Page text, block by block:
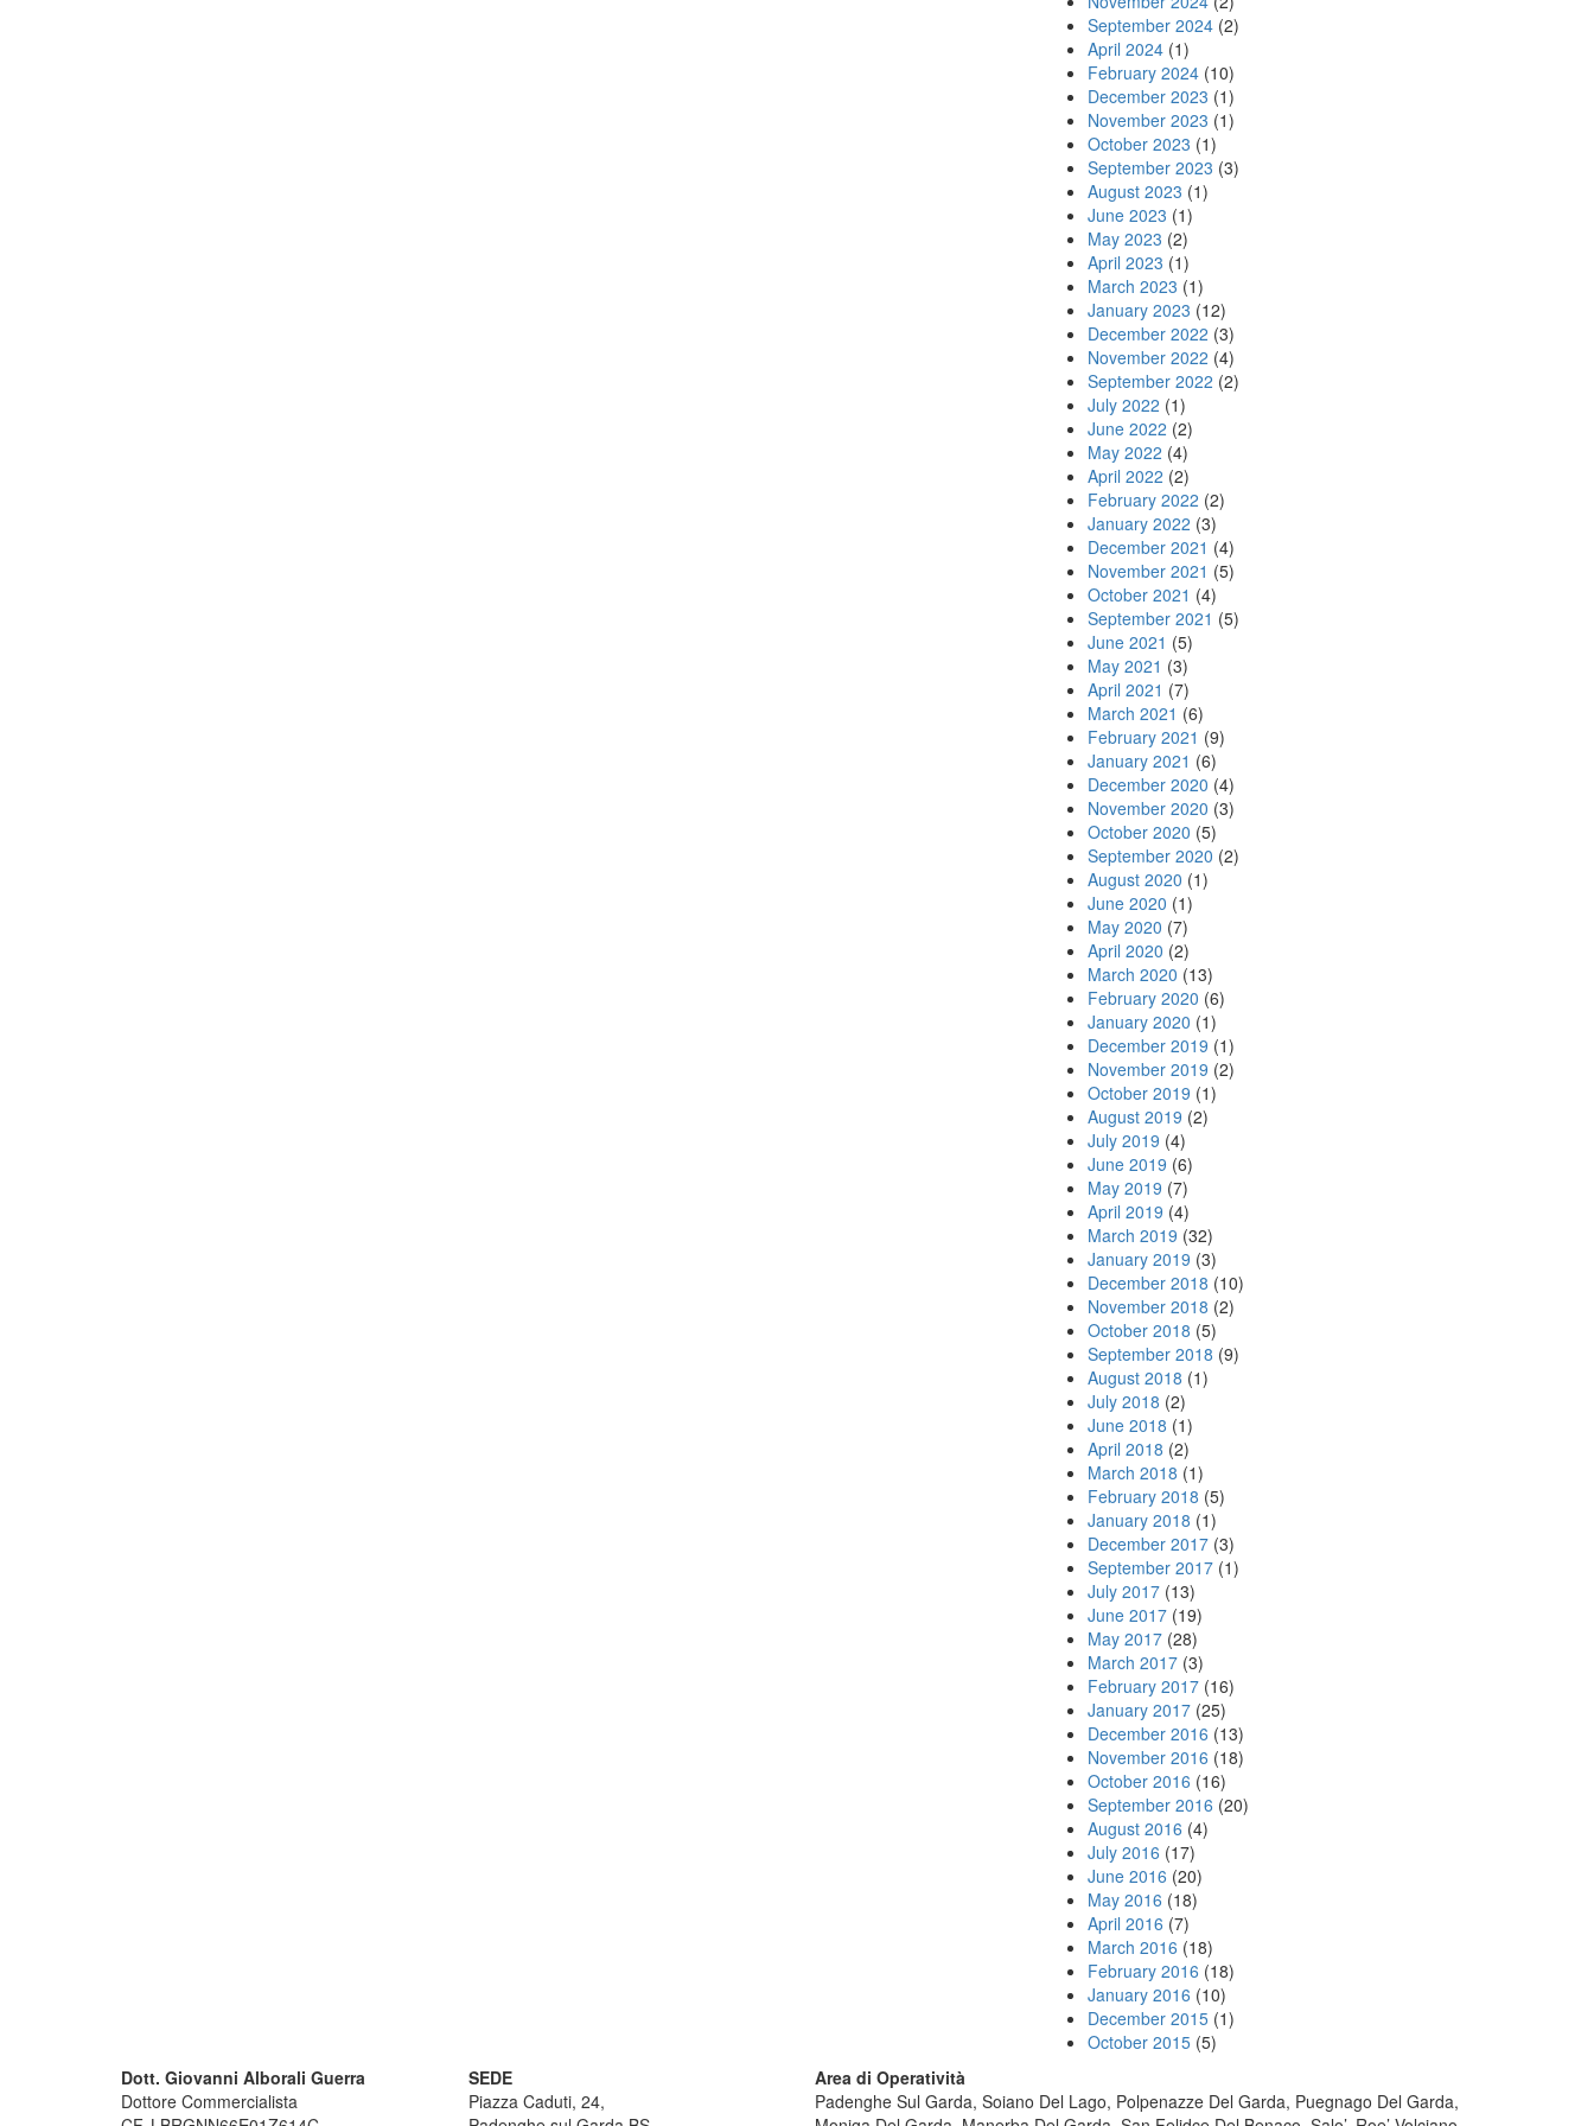
September 2024 (2)
April 2024 (1)
February 2024 (10)
December 2023 (1)
November 2023 (1)
October 2023 (1)
September 2023 (3)
August 2023 (1)
June 2023 (1)
May 2023 (2)
April 2023 (1)
March 2023 (1)
January 2023 (12)
December 2022 (3)
November 2022 (4)
September 2022 (2)
July 2022 (1)
June 2022 (2)
May 2022 (4)
April 2022 (2)
February 2022 (2)
January 2022 (3)
December 2021 (4)
November 2021 (5)
October 2021 (4)
September 2021 (5)
June 2021 (5)
May 2021 (3)
April 2021 (7)
March 2021 (6)
February 2021 (9)
January 2021 (6)
December 2020 (4)
November 2020 (3)
October 2020 (5)
September 2020 (2)
August 2020 (1)
June 2020 (1)
May 2020 (7)
April 2020 (2)
March 2020 (13)
February 2020 (6)
January 2020 (1)
December 2019 (1)
November 2019 (2)
October 2019 (1)
August 2019 (2)
July 2019 (4)
June 2019 (6)
May 2019 (7)
April 2019 (4)
March 2019 (32)
January 2019 (3)
December 2018 (10)
November 2018 (2)
October 2018 (5)
September 2018 (9)
August 2018 (1)
July 2018 (2)
June 2018 (1)
April 2018 (2)
March 2018 (1)
February 2018 (5)
January 2018 (1)
December 2017 (3)
September 2017 (1)
July 2017 (13)
June 2017 (19)
May 2017 (28)
March 2017 (3)
February 2017 (16)
January 2017 (25)
December 2016 (13)
November 2016 (18)
October 2016 (16)
September 2016 (20)
August 2016 (4)
July 2016 (17)
June 2016 (20)
May 2016 (18)
April 2016 (7)
March 2016 (18)
February 2016 (18)
January 2016 (10)
December 2015 (1)
October 2015 (5)
Dott. Giovanni Alborali Guerra
Dottore Commercialista
SEDE
Piazza Caduti, 24,
Area di Operatività
Padenghe Sul Garda, Soiano Del Lago, Polpenazze Del Garda, Puegnago Del Garda,